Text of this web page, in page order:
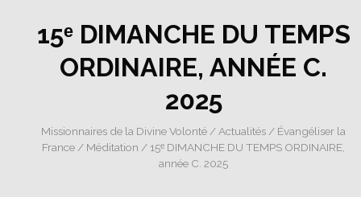
15ᵉ DIMANCHE DU TEMPS
ORDINAIRE, ANNÉE C.
2025
Missionnaires de la Divine Volonté / Actualités / Évangéliser la
France / Méditation / 15ᵉ DIMANCHE DU TEMPS ORDINAIRE,
année C. 2025